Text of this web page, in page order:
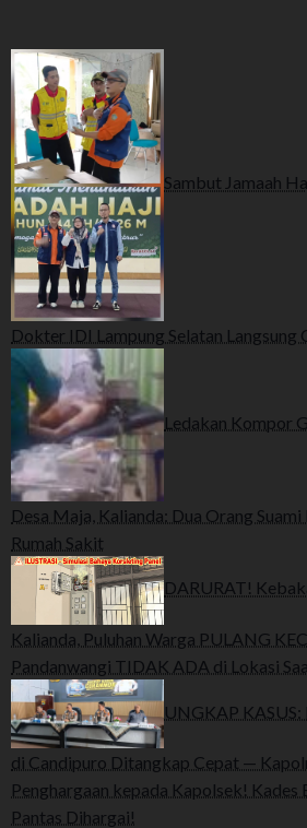
Sambut Jamaah
Dokter IDI Lampung Selatan Langsung
Ledakan Kompor
Desa Maja, Kalianda: Dua Orang
Rumah Sakit
DARURAT!
Kalianda, Puluhan Warga PULANG
Pandanwangi TIDAK ADA di Lokasi
UNGKAP KASUS:
di Candipuro Ditangkap Cepat —
Penghargaan kepada Kapolsek! Kades
Pantas Dihargai!